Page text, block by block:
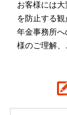
お客様には
を防止する
年金事務所
様のご理解、